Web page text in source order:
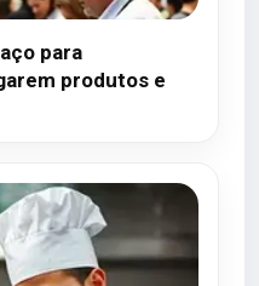
para
produtos e